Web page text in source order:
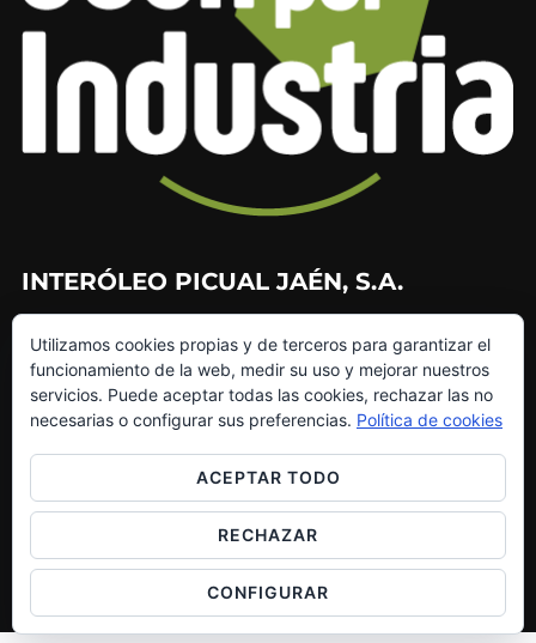
INTERÓLEO PICUAL JAÉN, S.A.
953 226 010
953 272 499
info@interoleo.com
canaldedenuncias@interoleo.com
Inspiro ThemeporWPZOOM
Utilizamos cookies propias y de terceros para garantizar el
funcionamiento de la web, medir su uso y mejorar nuestros
servicios. Puede aceptar todas las cookies, rechazar las no
necesarias o configurar sus preferencias. Política de cookies
ACEPTAR TODO
RECHAZAR
CONFIGURAR